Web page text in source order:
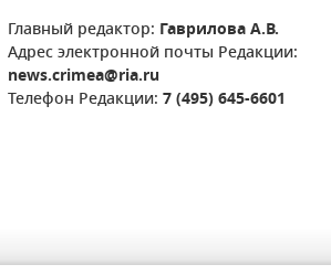
Главный редактор: Гаврилова А.В.
Адрес электронной почты Редакции:
news.crimea@ria.ru
Телефон Редакции: 7 (495) 645-6601